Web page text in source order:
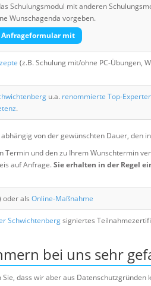
Schulungsmodul mit anderen
Wunschagenda vorgeben.
Anfrageformular mit
(z.B. Schulung mit/ohne PC-Übungen,
u.a. renommierte Top-
.
von der gewünschten Dauer, den
Termin und den zu Ihrem Wunschtermin
auf Anfrage.Sie erhalten in der Regel
oder als Online-Maßnahme
Schwichtenbergsigniertes
bei uns sehr
dass wir aber aus Datenschutzgründen